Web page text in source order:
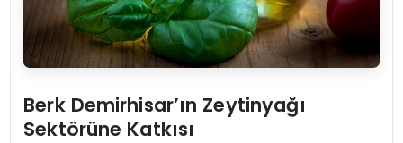
Berk Demirhisar’ın Zeytinyağı
Sektörüne Katkısı